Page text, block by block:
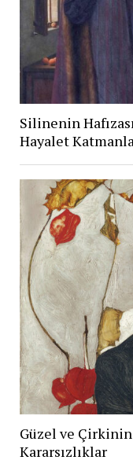
Silinenin
Hayalet
Güzel ve
Kararsızlıklar